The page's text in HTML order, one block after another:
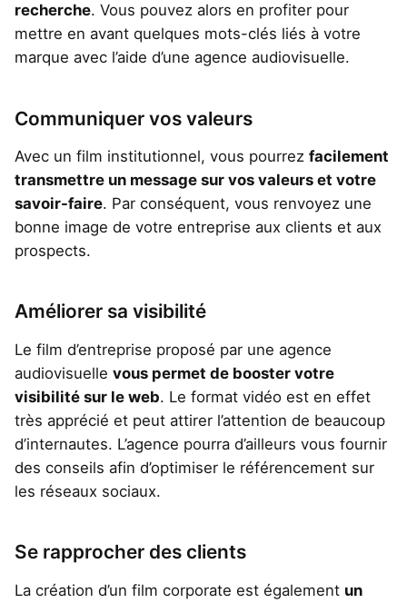
recherche. Vous pouvez alors en profiter pour
mettre en avant quelques mots-clés liés à votre
marque avec l’aide d’une agence audiovisuelle.
Communiquer vos valeurs
Avec un film institutionnel, vous pourrez facilement
transmettre un message sur vos valeurs et votre
savoir-faire. Par conséquent, vous renvoyez une
bonne image de votre entreprise aux clients et aux
prospects.
Améliorer sa visibilité
Le film d’entreprise proposé par une agence
audiovisuelle vous permet de booster votre
visibilité sur le web. Le format vidéo est en effet
très apprécié et peut attirer l’attention de beaucoup
d’internautes. L’agence pourra d’ailleurs vous fournir
des conseils afin d’optimiser le référencement sur
les réseaux sociaux.
Se rapprocher des clients
La création d’un film corporate est également un